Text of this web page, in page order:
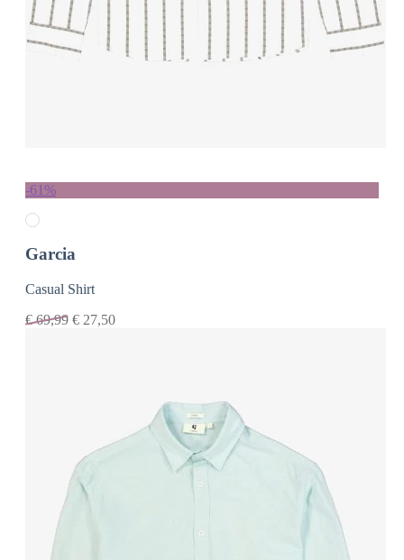
-61%
Garcia
Casual Shirt
€69,99 € 27,50